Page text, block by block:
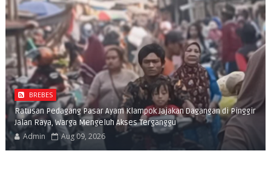
BREBES
​Ratusan Pedagang Pasar Ayam Klampok Jajakan Dagangan di Pinggir
Jalan Raya, Warga Mengeluh Akses Terganggu
Admin Aug 09, 2026